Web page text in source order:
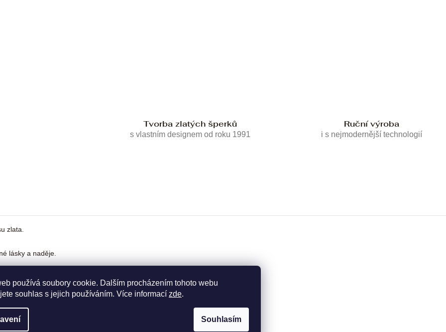
používá soubory cookie. Dalším procházením tohoto webu
souhlas s jejich používáním. Více informací zde.
Souhlasím
Tvorba zlatých šperků
s vlastním designem od roku 1991
Ruční výroba
i s nejmodernější technologií
zlata.
lásky a naděje.